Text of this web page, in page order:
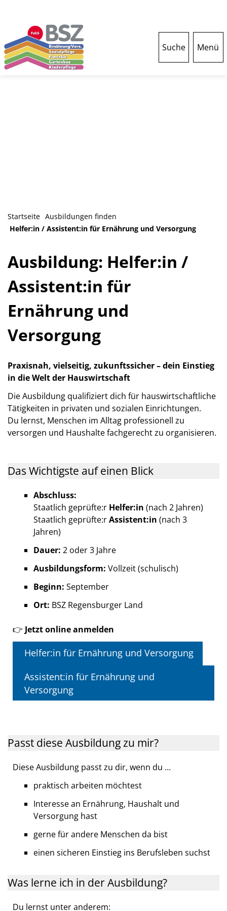
Suche Menü
Startseite Ausbildungen finden
Helfer:in / Assistent:in für Ernährung und Versorgung
Ausbildung: Helfer:in /
Assistent:in für
Ernährung und
Versorgung
Praxisnah, vielseitig, zukunftssicher – dein Einstieg
in die Welt der Hauswirtschaft
Die Ausbildung qualifiziert dich für hauswirtschaftliche
Tätigkeiten in privaten und sozialen Einrichtungen.
Du lernst, Menschen im Alltag professionell zu
versorgen und Haushalte fachgerecht zu organisieren.
Das Wichtigste auf einen Blick
Abschluss:
Staatlich geprüfte:r Helfer:in (nach 2 Jahren)
Staatlich geprüfte:rAssistent:in (nach 3
Jahren)
Dauer: 2 oder 3 Jahre
Ausbildungsform: Vollzeit (schulisch)
Beginn: September
Ort: BSZ Regensburger Land
👉 Jetzt online anmelden
Helfer:in für Ernährung und Versorgung
Assistent:in für Ernährung und
Versorgung
Passt diese Ausbildung zu mir?
Diese Ausbildung passt zu dir, wenn du …
praktisch arbeiten möchtest
Interesse an Ernährung, Haushalt und
Versorgung hast
gerne für andere Menschen da bist
einen sicheren Einstieg ins Berufsleben suchst
Was lerne ich in der Ausbildung?
Du lernst unter anderem: